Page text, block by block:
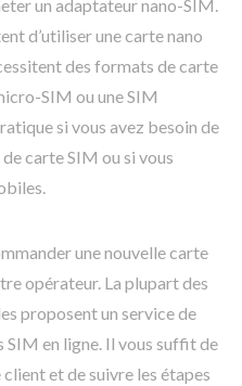
un adaptateur nano-SIM.
d’utiliser une carte nano
des formats de carte
SIM ou une SIM
si vous avez besoin de
carte SIM ou si vous
une nouvelle carte
opérateur. La plupart des
proposent un service de
SIM en ligne. Il vous suffit de
et de suivre les étapes